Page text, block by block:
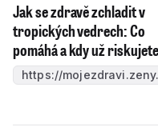
Jak se zdravě zchladit v
tropických vedrech: Co
pomáhá a kdy už
https://